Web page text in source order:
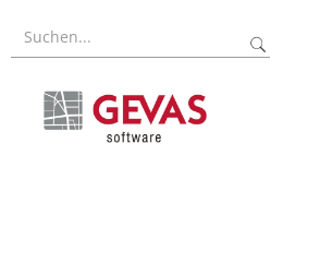
Über uns